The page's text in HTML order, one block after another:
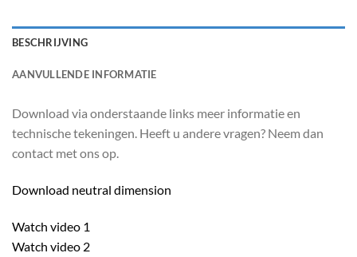
BESCHRIJVING
AANVULLENDE INFORMATIE
Download via onderstaande links meer informatie en
technische tekeningen. Heeft u andere vragen? Neem dan
contact met ons op.
Download neutral dimension
Watch video 1
Watch video 2